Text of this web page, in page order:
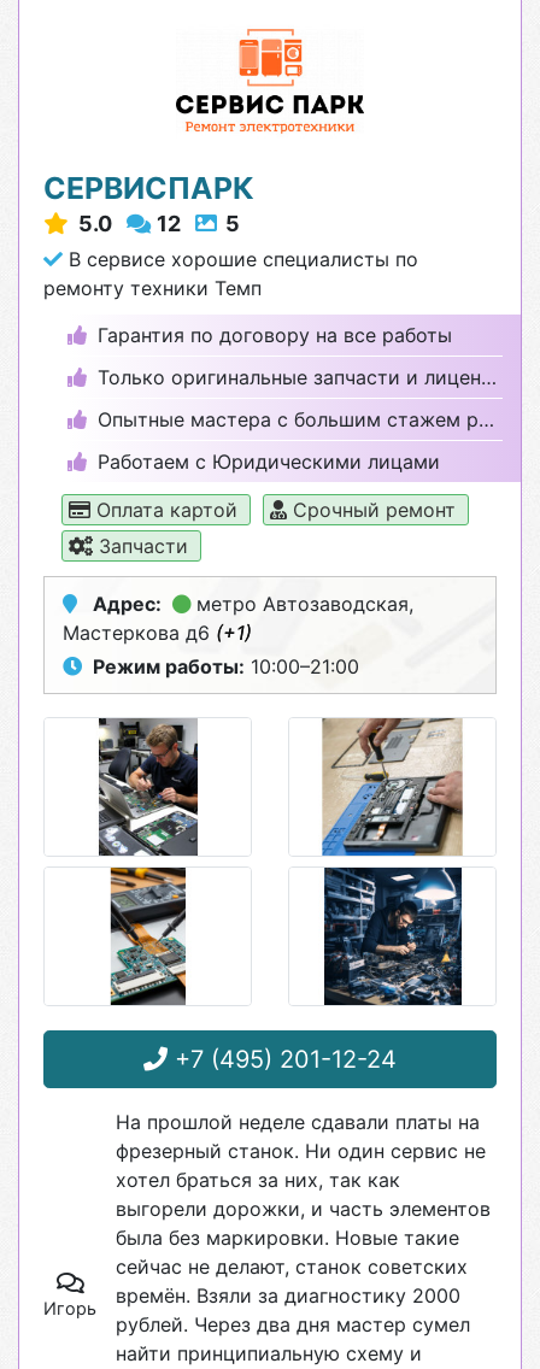
СЕРВИСПАРК
5.0 12 5
В сервисе хорошие специалисты по
ремонту техники Темп
Гарантия по договору на все работы
Только оригинальные запчасти и лицензионные программы
Опытные мастера с большим стажем работы
Работаем с Юридическими лицами
Оплата картой
Срочный ремонт
Запчасти
Адрес: метро Автозаводская,
Мастеркова д6 (+1)
Режим работы: 10:00–21:00
+7 (495) 201-12-24
Игорь
На прошлой неделе сдавали платы на
фрезерный станок. Ни один сервис не
хотел браться за них, так как
выгорели дорожки, и часть элементов
была без маркировки. Новые такие
сейчас не делают, станок советских
времён. Взяли за диагностику 2000
рублей. Через два дня мастер сумел
найти принципиальную схему и